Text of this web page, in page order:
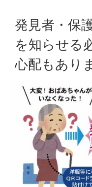
発見者・保
を知らせる
心配もあり